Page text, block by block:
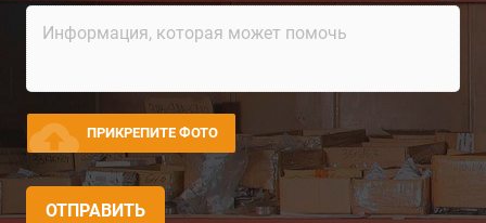
cloud_upload ПРИКРЕПИТЕ ФОТО
ОТПРАВИТЬ